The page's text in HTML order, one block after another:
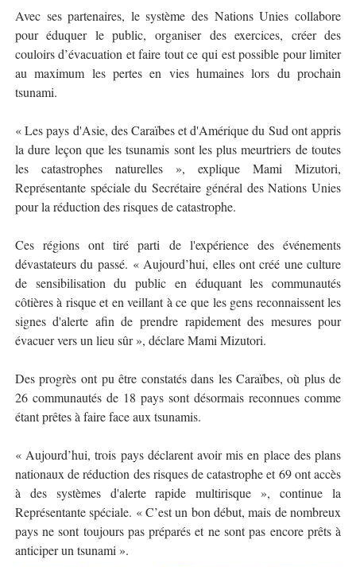
Avec ses partenaires, le système des Nations Unies collabore
pour éduquer le public, organiser des exercices, créer des
couloirs d’évacuation et faire tout ce qui est possible pour limiter
au maximum les pertes en vies humaines lors du prochain
tsunami.
« Les pays d'Asie, des Caraïbes et d'Amérique du Sud ont appris
la dure leçon que les tsunamis sont les plus meurtriers de toutes
les catastrophes naturelles », explique Mami Mizutori,
Représentante spéciale du Secrétaire général des Nations Unies
pour la réduction des risques de catastrophe.
Ces régions ont tiré parti de l'expérience des événements
dévastateurs du passé. « Aujourd’hui, elles ont créé une culture
de sensibilisation du public en éduquant les communautés
côtières à risque et en veillant à ce que les gens reconnaissent les
signes d'alerte afin de prendre rapidement des mesures pour
évacuer vers un lieu sûr », déclare Mami Mizutori.
Des progrès ont pu être constatés dans les Caraïbes, où plus de
26 communautés de 18 pays sont désormais reconnues comme
étant prêtes à faire face aux tsunamis.
« Aujourd’hui, trois pays déclarent avoir mis en place des plans
nationaux de réduction des risques de catastrophe et 69 ont accès
à des systèmes d'alerte rapide multirisque », continue la
Représentante spéciale. « C’est un bon début, mais de nombreux
pays ne sont toujours pas préparés et ne sont pas encore prêts à
anticiper un tsunami ».